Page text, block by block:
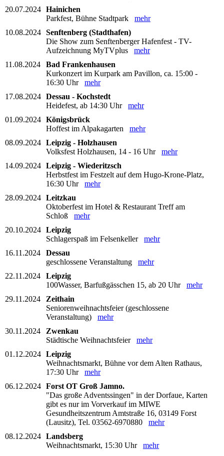
20.07.2024 Hainichen
Parkfest, Bühne Stadtpark mehr
10.08.2024 Senftenberg (Stadthafen)
Die Show zum Senftenberger Hafenfest - TV-
Aufzeichnung MyTVplus mehr
11.08.2024
Bad Frankenhausen
Kurkonzert im Kurpark am Pavillon, ca. 15:00 -
16:30 Uhr mehr
17.08.2024 Dessau - Kochstedt
Heidefest, ab 14:30 Uhr mehr
01.09.2024 Königsbrück
Hoffest im Alpakagarten mehr
08.09.2024 Leipzig - Holzhausen
Volksfest Holzhausen, 14 - 16 Uhr mehr
14.09.2024 Leipzig - Wiederitzsch
Herbstfest im Festzelt auf dem Hugo-Krone-Platz,
16:30 Uhr mehr
28.09.2024 Leitzkau
Oktoberfest im Hotel & Restaurant Treff am
Schloß mehr
20.10.2024 Leipzig
Schlagerspaß im Felsenkeller mehr
16.11.2024
Dessau
geschlossene Veranstaltung mehr
22.11.2024
Leipzig
100Wasser, Barfußgässchen 15, ab 20 Uhr mehr
29.11.2024
Zeithain
Seniorenweihnachtsfeier (geschlossene
Veranstaltung) mehr
30.11.2024
Zwenkau
Städtische Weihnachtsfeier mehr
01.12.2024 Leipzig
Weihnachtsmarkt, Bühne vor dem Alten Rathaus,
17:30 Uhr mehr
06.12.2024 Forst OT Groß Jamno.
"Das große Adventssingen" in der Dorfaue, Karten
gibt es nur im Vorverkauf im MIWE
Gesundheitszentrum Amtstraße 16, 03149 Forst
(Lausitz), Tel. 03562-6970880 mehr
08.12.2024 Landsberg
Weihnachtsmarkt, 15:30 Uhr mehr